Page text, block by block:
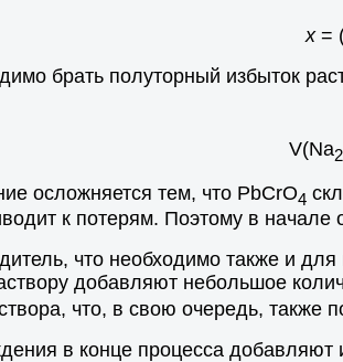
х=
брать полуторный избыток
V(Na2
осложняется тем, что PbCrO4
к потерям. Поэтому в
что необходимо также и для
добавляют небольшое
что, в свою очередь, также
в конце процесса добавляют